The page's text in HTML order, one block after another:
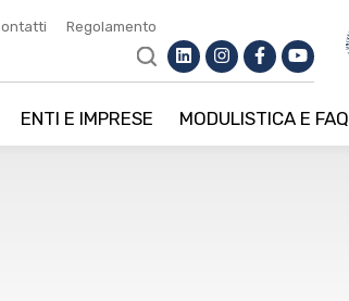
Regolamento
ENTI E IMPRESE MODULISTICA E FAQ